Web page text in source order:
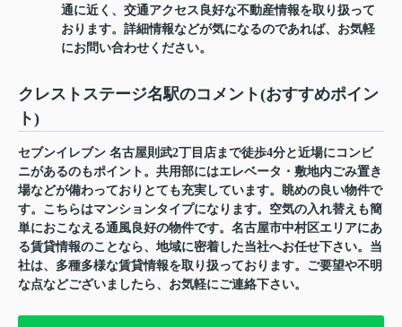
通に近く、交通アクセス良好な不動産情報を取り扱って
おります。詳細情報などが気になるのであれば、お気軽
にお問い合わせください。
クレストステージ名駅のコメント(おすすめポイン
ト)
セブンイレブン 名古屋則武2丁目店まで徒歩4分と近場にコンビ
ニがあるのもポイント。共用部にはエレベータ・敷地内ごみ置き
場などが備わっておりとても充実しています。眺めの良い物件で
す。こちらはマンションタイプになります。空気の入れ替えも簡
単におこなえる通風良好の物件です。名古屋市中村区エリアにあ
る賃貸情報のことなら、地域に密着した当社へお任せ下さい。当
社は、多種多様な賃貸情報を取り扱っております。ご要望や不明
な点などございましたら、お気軽にご連絡下さい。